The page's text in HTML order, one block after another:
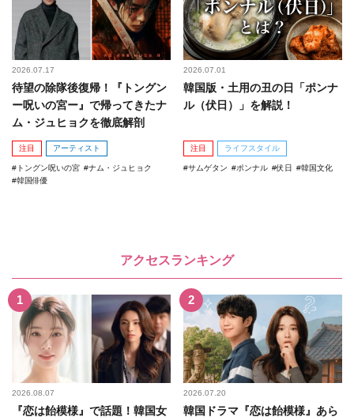
2026.07.17
待望の除隊後復帰！『トングン
ー呪いの宮ー』で帰ってきたナ
ム・ジュヒョクを徹底解剖
注目 アーティスト
トングン呪いの宮
ナム・ジュヒョク
韓国俳優
2026.07.01
韓国版・土用の丑の日「ポンナ
ル（伏日）」を解説！
注目 ライフスタイル
サムゲタン ポンナル 伏日 韓国文化
アクセスランキング
2026.08.07
『恋は飴模様』で話題！韓国女
2026.07.20
韓国ドラマ『恋は飴模様』あら